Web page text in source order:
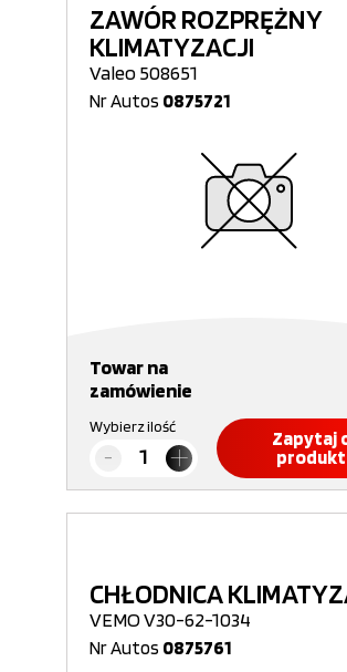
ZAWÓR ROZPRĘŻNY
KLIMATYZACJI
Valeo 508651
Nr Autos 0875721
Towar na
zamówienie
Wybierz ilość
Zapytaj
produkt
CHŁODNICA
VEMO V30-62-1034
Nr Autos 0875761